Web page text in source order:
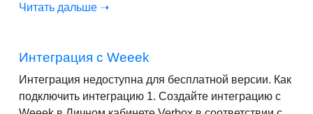
Читать дальше ➝
Интеграция с Weeek
Интеграция недоступна для бесплатной версии. Как
подключить интеграцию 1. Создайте интеграцию с